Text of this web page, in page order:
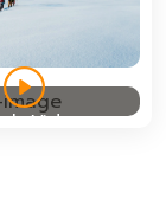
Video